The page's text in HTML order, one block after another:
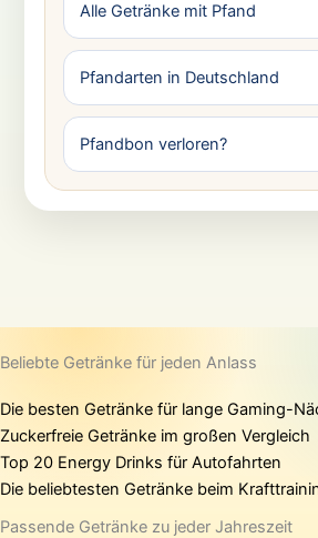
Alle Getränke mit Pfand
Pfandarten in Deutschland
Pfandbon verloren?
Beliebte Getränke für jeden Anlass
Die besten Getränke für lange Gaming-
Zuckerfreie Getränke im großen Vergleich
Top 20 Energy Drinks für Autofahrten
Die beliebtesten Getränke beim
Passende Getränke zu jeder Jahreszeit